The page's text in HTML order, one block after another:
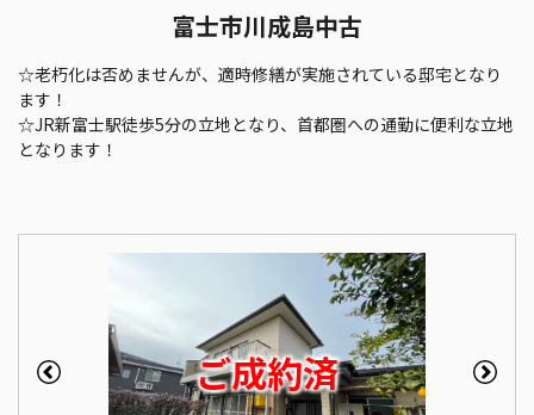
富士市川成島中古
☆老朽化は否めませんが、適時修繕が実施されている邸宅となり
ます！
☆JR新富士駅徒歩5分の立地となり、首都圏への通勤に便利な立地
となります！
ご成約済